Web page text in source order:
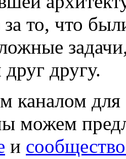
то, что
другу.
каналом
можем
и